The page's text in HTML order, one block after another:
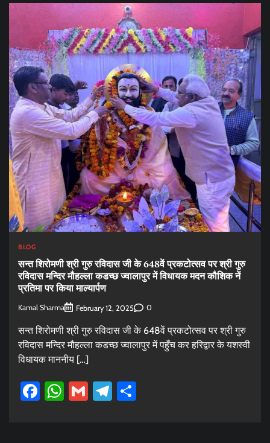
BLOG
सन्त शिरोमणी श्री गुरु रविदास जी के 648वें प्रकटोत्सव पर श्री गुरु
रविदास मन्दिर मौहल्ला कडच्छ ज्वालापुर में विधायक मदन कौशिक नें
प्रतिमा पर किया माल्यार्पण
Kamal Sharma February 12, 2025 0
सन्त शिरोमणी श्री गुरु रविदास जी के 648वें प्रकटोत्सव पर श्री गुरु
रविदास मन्दिर मौहल्ला कडच्छ ज्वालापुर में पहुँच कर हरिद्वार के यशस्वी
विधायक माननीय […]
Facebook
WhatsApp
GmailTelegram